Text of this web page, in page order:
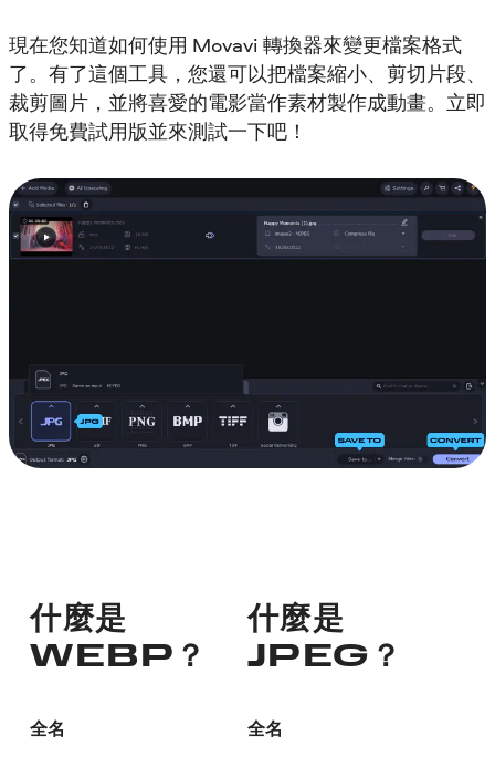
現在您知道如何使用 Movavi 轉換器來變更檔案格式
了。有了這個工具，您還可以把檔案縮小、剪切片段、
裁剪圖片，並將喜愛的電影當作素材製作成動畫。立即
取得免費試用版並來測試一下吧！
什麼是
WEBP？
全名
什麼是
JPEG？
全名